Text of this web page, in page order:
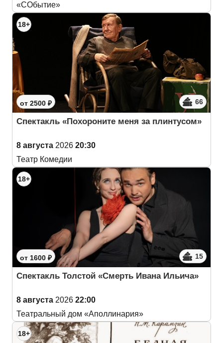
«СОбытие»
18+
от 2500 ₽ 66
Спектакль «Похороните меня за плинтусом»
8 августа 2026 20:30
Театр Комедии
18+
от 1600 ₽ 15
Спектакль Толстой «Смерть Ивана Ильича»
8 августа 2026 22:00
Театральный дом «Аполлинария»
18+